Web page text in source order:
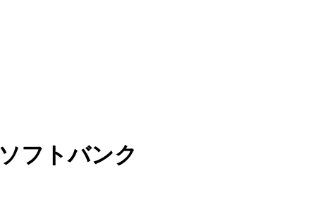
フトバンク